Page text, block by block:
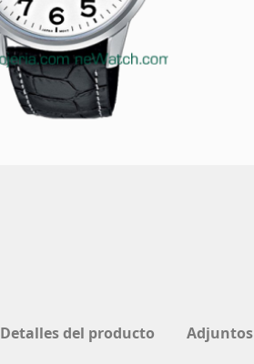
Detalles del producto Adjuntos